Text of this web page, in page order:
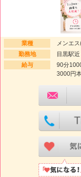
業種
メンエ
勤務地
目黒駅近
給与
90分
3000円